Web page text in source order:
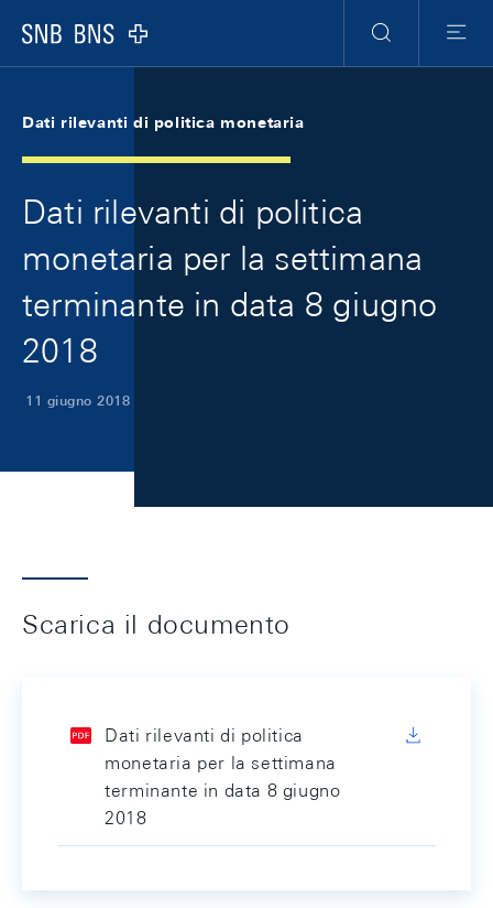
Logo
Ricerca
Menu
Dati rilevanti di politica monetaria
Dati rilevanti di politica
monetaria per la settimana
terminante in data 8 giugno
2018
11 giugno 2018
Scarica il documento
Dati rilevanti di politica
monetaria per la settimana
terminante in data 8 giugno
2018